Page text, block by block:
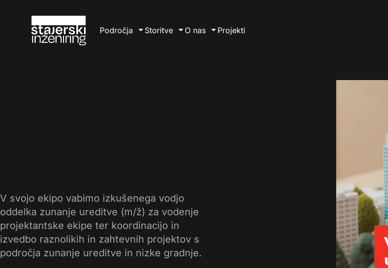
Področja
bivalnih
Rešitve
gradnjo in optimizacijo zdravstvenih
Storitve
Projektno svetovanje
Razširjen nadzor
Supernadzor Umeščanje v prostor
FIDIC nadzor Oblikovanje in gradnja
O nas
Novice
Projekti
V svojo ekipo vabimo izkušenega vodjo
oddelka zunanje ureditve (m/ž) za vodenje
projektantske ekipe ter koordinacijo in
izvedbo raznolikih in zahtevnih projektov s
področja zunanje ureditve in nizke gradnje.